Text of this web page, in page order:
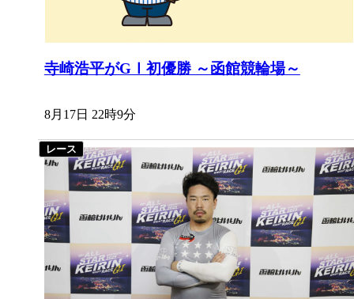
寺崎浩平がGⅠ初優勝 ～函館競輪場～
8月17日 22時9分